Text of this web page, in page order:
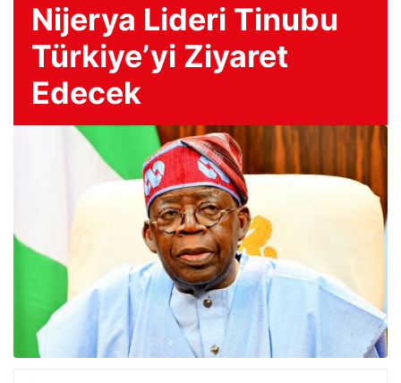
Nijerya Lideri Tinubu
Türkiye’yi Ziyaret
Edecek